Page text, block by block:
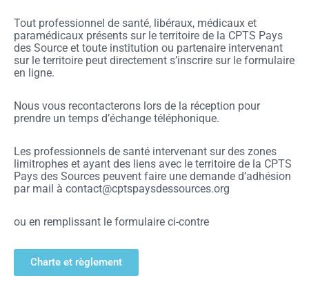
Tout professionnel de santé, libéraux, médicaux et
paramédicaux présents sur le territoire de la CPTS Pays
des Source et toute institution ou partenaire intervenant
sur le territoire peut directement s’inscrire sur le formulaire
en ligne.
Nous vous recontacterons lors de la réception pour
prendre un temps d’échange téléphonique.
Les professionnels de santé intervenant sur des zones
limitrophes et ayant des liens avec le territoire de la CPTS
Pays des Sources peuvent faire une demande d’adhésion
par mail à contact@cptspaysdessources.org
ou en remplissant le formulaire ci-contre
Charte et règlement